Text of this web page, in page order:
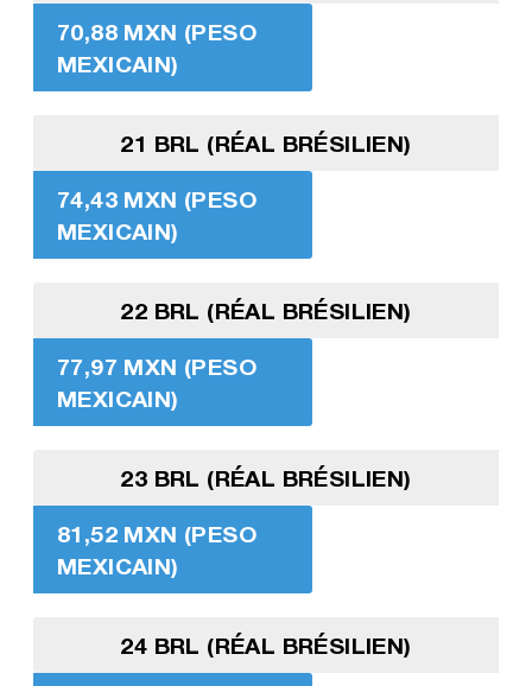
70,88 MXN (PESO
MEXICAIN)
21 BRL (RÉAL BRÉSILIEN)
74,43 MXN (PESO
MEXICAIN)
22 BRL (RÉAL BRÉSILIEN)
77,97 MXN (PESO
MEXICAIN)
23 BRL (RÉAL BRÉSILIEN)
81,52 MXN (PESO
MEXICAIN)
24 BRL (RÉAL BRÉSILIEN)